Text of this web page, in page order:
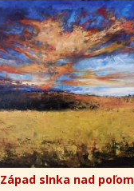
Západ slnka nad poľom